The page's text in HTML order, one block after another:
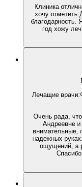
Клиника
хочу отметить
благодарность.
год хожу
Лечащие врачи:
Очень рада,
Андреевне
внимательные,
надежных
ощущений, а